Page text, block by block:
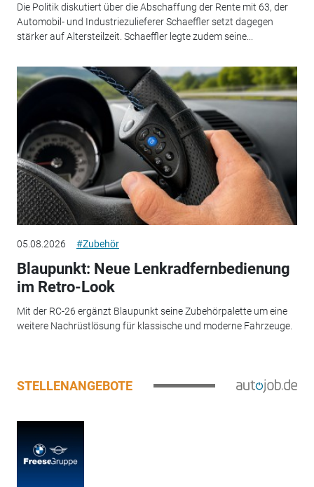
Die Politik diskutiert über die Abschaffung der Rente mit 63, der
Automobil- und Industriezulieferer Schaeffler setzt dagegen
stärker auf Altersteilzeit. Schaeffler legte zudem seine...
05.08.2026 #Zubehör
Blaupunkt: Neue Lenkradfernbedienung
im Retro-Look
Mit der RC-26 ergänzt Blaupunkt seine Zubehörpalette um eine
weitere Nachrüstlösung für klassische und moderne Fahrzeuge.
STELLENANGEBOTE